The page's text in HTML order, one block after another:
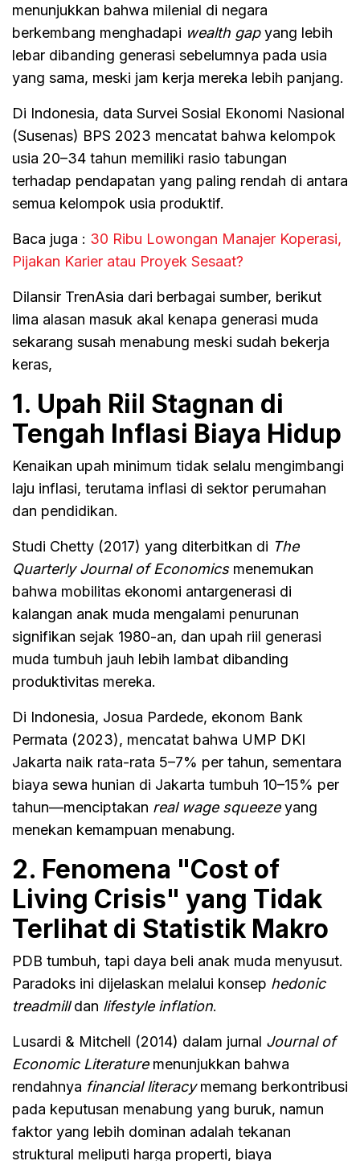
menunjukkan bahwa milenial di negara
berkembang menghadapi wealth gapyang lebih
lebar dibanding generasi sebelumnya pada usia
yang sama, meski jam kerja mereka lebih panjang.
Di Indonesia, data Survei Sosial Ekonomi Nasional
(Susenas) BPS 2023 mencatat bahwa kelompok
usia 20–34 tahun memiliki rasio tabungan
terhadap pendapatan yang paling rendah di antara
semua kelompok usia produktif.
Baca juga : 30 Ribu Lowongan Manajer Koperasi,
Pijakan Karier atau Proyek Sesaat?
Dilansir TrenAsia dari berbagai sumber, berikut
lima alasan masuk akal kenapa generasi muda
sekarang susah menabung meski sudah bekerja
keras,
1. Upah Riil Stagnan di
Tengah Inflasi Biaya Hidup
Kenaikan upah minimum tidak selalu mengimbangi
laju inflasi, terutama inflasi di sektor perumahan
dan pendidikan.
Studi Chetty (2017) yang diterbitkan di The
Quarterly Journal of Economicsmenemukan
bahwa mobilitas ekonomi antargenerasi di
kalangan anak muda mengalami penurunan
signifikan sejak 1980-an, dan upah riil generasi
muda tumbuh jauh lebih lambat dibanding
produktivitas mereka.
Di Indonesia, Josua Pardede, ekonom Bank
Permata (2023), mencatat bahwa UMP DKI
Jakarta naik rata-rata 5–7% per tahun, sementara
biaya sewa hunian di Jakarta tumbuh 10–15% per
tahun—menciptakan real wage squeezeyang
menekan kemampuan menabung.
2. Fenomena "Cost of
Living Crisis" yang Tidak
Terlihat di Statistik Makro
PDB tumbuh, tapi daya beli anak muda menyusut.
Paradoks ini dijelaskan melalui konsep hedonic
treadmilldan lifestyle inflation.
Lusardi & Mitchell (2014) dalam jurnal Journal of
Economic Literaturemenunjukkan bahwa
rendahnya financial literacymemang berkontribusi
pada keputusan menabung yang buruk, namun
faktor yang lebih dominan adalah tekanan
struktural meliputi harga properti, biaya